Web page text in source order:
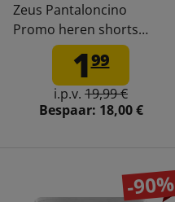
Zeus Pantaloncino
Promo heren shorts
oranje
199
i.p.v. 19,99 €
Bespaar: 18,00 €
-90%